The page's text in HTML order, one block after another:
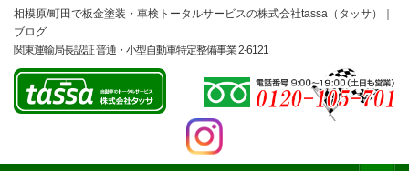
相模原/町田で板金塗装・車検トータルサービスの株式会社tassa（タッサ）｜
ブログ
関東運輸局長認証 普通・小型自動車特定整備事業 2-6121